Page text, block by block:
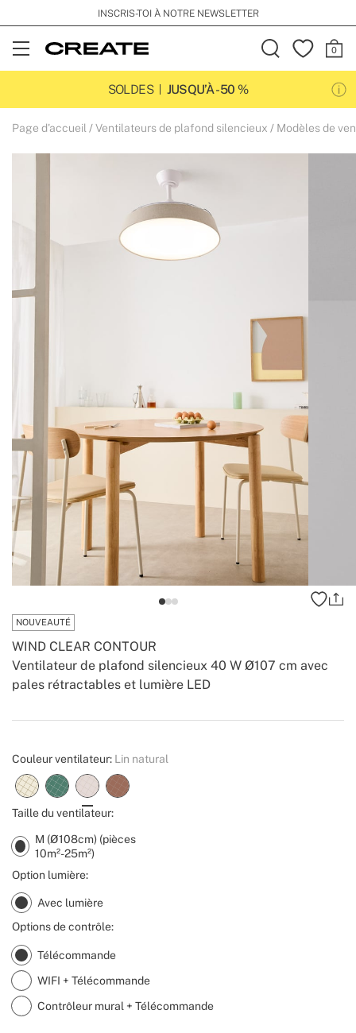
INSCRIS-TOI À NOTRE NEWSLETTER
Open
Menu
SOLDES
JUSQU’À -50 %
Page d'accueil Ventilateurs de plafond silencieux Modèles de
NOUVEAUTÉ
Ventilateur de plafond silencieux 40 W Ø107 cm avec
pales rétractables et lumière LED
WIND CLEAR CONTOUR
Create
Couleur ventilateur: Lin natural
Taille du ventilateur:
M (Ø108cm) (pièces
10m²-25m²)
Option lumière:
Avec lumière
Options de contrôle:
Télécommande
WIFI + Télécommande
Contrôleur mural + Télécommande